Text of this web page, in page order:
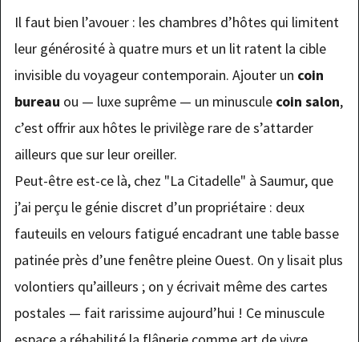
Il faut bien l’avouer : les chambres d’hôtes qui limitent
leur générosité à quatre murs et un lit ratent la cible
invisible du voyageur contemporain. Ajouter un coin
bureau ou — luxe suprême — un minuscule coin salon,
c’est offrir aux hôtes le privilège rare de s’attarder
ailleurs que sur leur oreiller.
Peut-être est-ce là, chez "La Citadelle" à Saumur, que
j’ai perçu le génie discret d’un propriétaire : deux
fauteuils en velours fatigué encadrant une table basse
patinée près d’une fenêtre pleine Ouest. On y lisait plus
volontiers qu’ailleurs ; on y écrivait même des cartes
postales — fait rarissime aujourd’hui ! Ce minuscule